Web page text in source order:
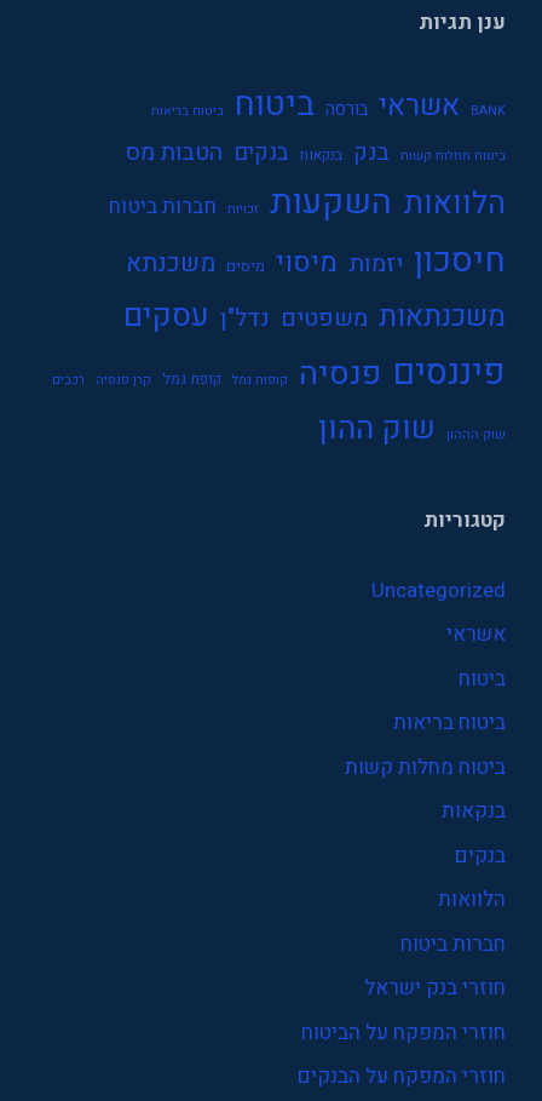
ענן תגיות
BANK אשראי בורסה ביטוח ביטוח בריאות
ביטוח מחלות קשות בנק בנקאות בנקים הטבות מס
הלוואות השקעות זכויות חברות ביטוח
חיסכון יזמות מיסוי מיסים משכנתא
משכנתאות משפטים נדל"ן עסקים
פיננסים פנסיה קופות גמל קופת גמל קרן פנסיה רכבים
שוק הההון שוק ההון
קטגוריות
Uncategorized
אשראי
ביטוח
ביטוח בריאות
ביטוח מחלות קשות
בנקאות
בנקים
הלוואות
חברות ביטוח
חוזרי בנק ישראל
חוזרי המפקח על הביטוח
חוזרי המפקח על הבנקים